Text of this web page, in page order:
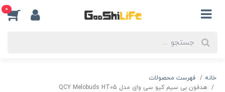
0
خانه
فهرست محصولات
هدفون بی‌ سیم کیو سی وای مدل QCY Melobuds HT05